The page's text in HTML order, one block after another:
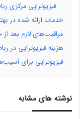
فیزیوتراپی مرکزی
خدمات ارائه شده در
مراقبت‌های لازم بعد
هزینه فیزیوتراپی در
فیزیوتراپی برای
نوشته های مشابه